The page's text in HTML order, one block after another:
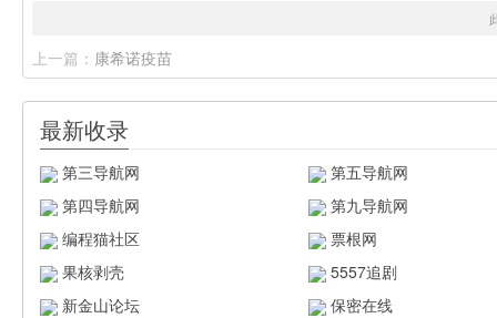
上一篇： 康希诺疫苗
最新收录
第三导航网
第五导航网
第四导航网
第九导航网
编程猫社区
票根网
果核剥壳
5557追剧
新金山论坛
保密在线